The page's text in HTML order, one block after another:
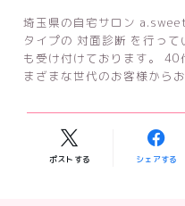
埼玉県の自宅サロン
タイプの 対面診断 を行っ
も受け付けております。
まざまな世代のお客様から
ポストする シェアする